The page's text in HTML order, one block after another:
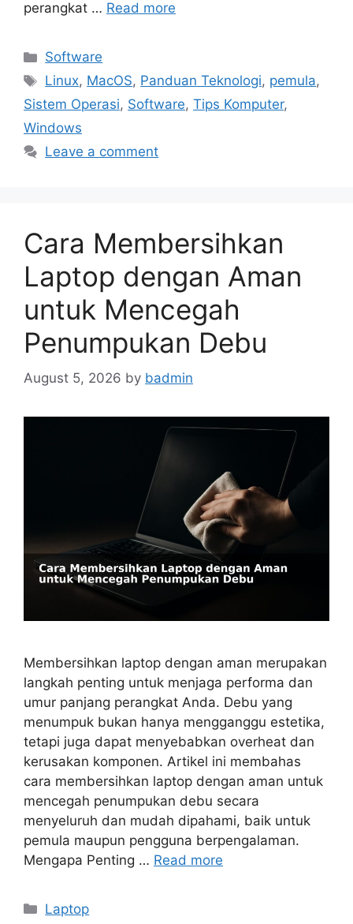
perangkat … Read more
Categories
Software
Tags
Linux, MacOS, Panduan Teknologi, pemula,
Sistem Operasi, Software, Tips Komputer,
Windows
Leave a comment
Cara Membersihkan
Laptop dengan Aman
untuk Mencegah
Penumpukan Debu
August 5, 2026 by badmin
Membersihkan laptop dengan aman merupakan
langkah penting untuk menjaga performa dan
umur panjang perangkat Anda. Debu yang
menumpuk bukan hanya mengganggu estetika,
tetapi juga dapat menyebabkan overheat dan
kerusakan komponen. Artikel ini membahas
cara membersihkan laptop dengan aman untuk
mencegah penumpukan debu secara
menyeluruh dan mudah dipahami, baik untuk
pemula maupun pengguna berpengalaman.
Mengapa Penting … Read more
Categories
Laptop